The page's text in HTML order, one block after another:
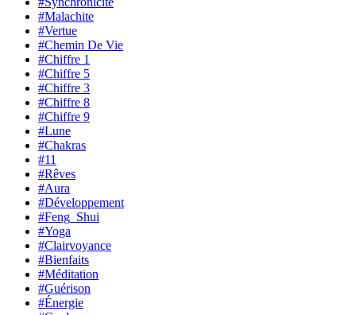
#Malachite
#Vertue
#Chemin De Vie
#Chiffre 1
#Chiffre 5
#Chiffre 3
#Chiffre 8
#Chiffre 9
#Lune
#Chakras
#11
#Rêves
#Aura
#Développement
#Feng_Shui
#Yoga
#Clairvoyance
#Bienfaits
#Méditation
#Guérison
#Énergie